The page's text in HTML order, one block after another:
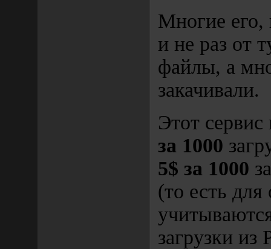
Многие его,
и не раз от
файлы, а
закачивали.
Этот
за 1000
5$ за 1000
(то есть для
загрузки